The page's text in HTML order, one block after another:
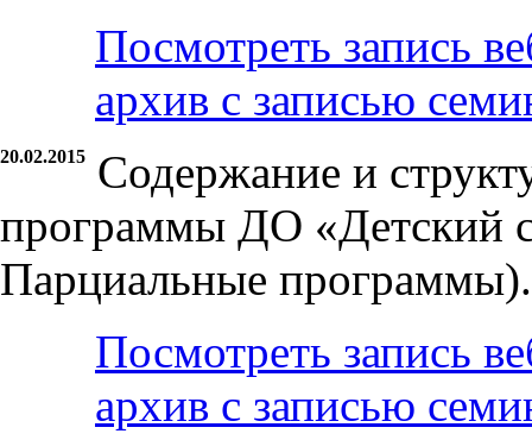
Посмотреть запись
архив с записью
20.02.2015
Содержание и
программы ДО «Детский
Парциальные программы).
Посмотреть запись
архив с записью